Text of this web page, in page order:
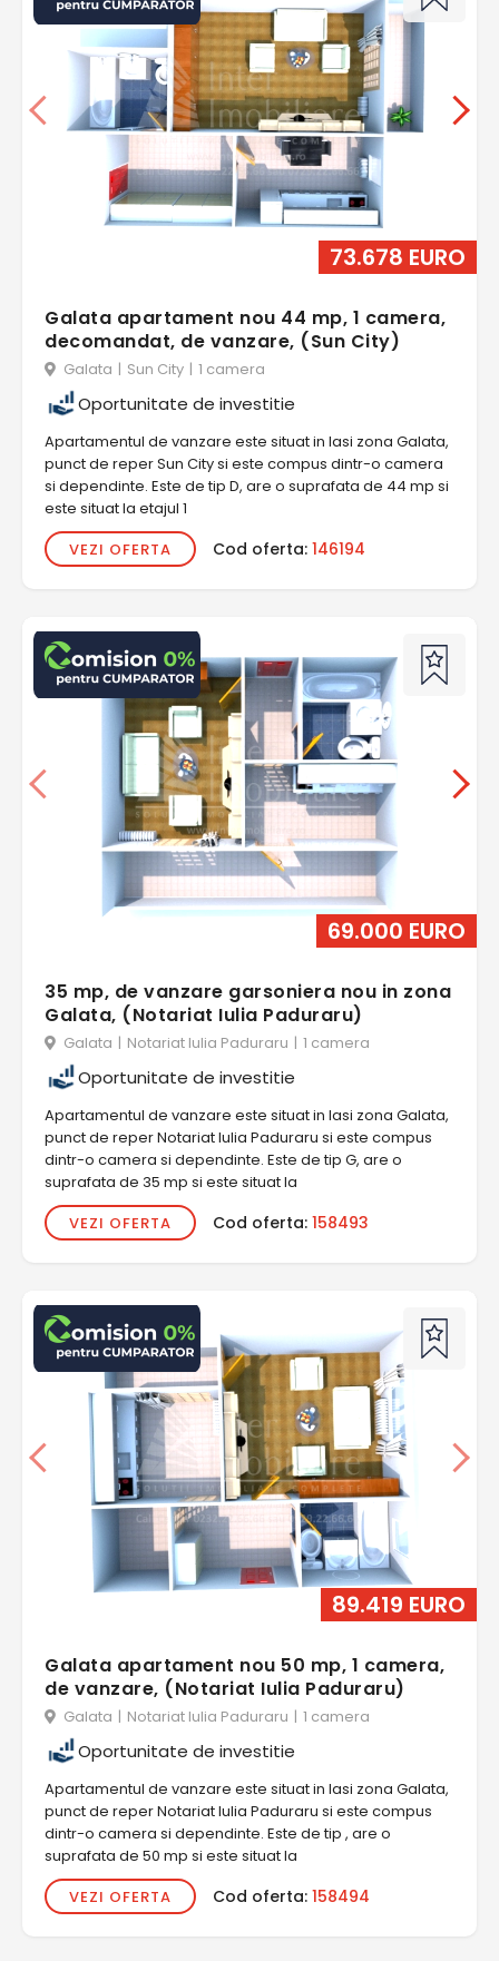
73.678 EURO
Galata apartament nou 44 mp, 1 camera,
decomandat, de vanzare, (Sun City)
Galata | Sun City | 1 camera
Oportunitate de investitie
Apartamentul de vanzare este situat in Iasi zona Galata,
punct de reper Sun City si este compus dintr-o camera
si dependinte. Este de tip D, are o suprafata de 44 mp si
este situat la etajul 1
VEZI OFERTA
Cod oferta: 146194
69.000 EURO
35 mp, de vanzare garsoniera nou in zona
Galata, (Notariat Iulia Paduraru)
Galata | Notariat Iulia Paduraru | 1 camera
Oportunitate de investitie
Apartamentul de vanzare este situat in Iasi zona Galata,
punct de reper Notariat Iulia Paduraru si este compus
dintr-o camera si dependinte. Este de tip G, are o
suprafata de 35 mp si este situat la
VEZI OFERTA
Cod oferta: 158493
89.419 EURO
Galata apartament nou 50 mp, 1 camera,
de vanzare, (Notariat Iulia Paduraru)
Galata | Notariat Iulia Paduraru | 1 camera
Oportunitate de investitie
Apartamentul de vanzare este situat in Iasi zona Galata,
punct de reper Notariat Iulia Paduraru si este compus
dintr-o camera si dependinte. Este de tip , are o
suprafata de 50 mp si este situat la
VEZI OFERTA
Cod oferta: 158494